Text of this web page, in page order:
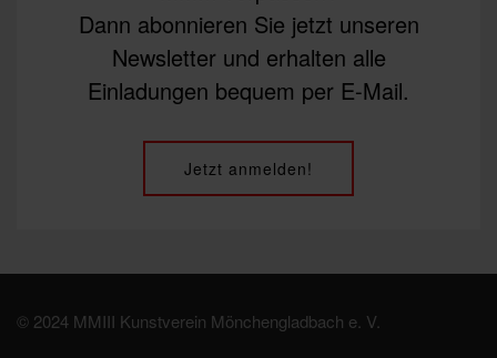
Dann abonnieren Sie jetzt unseren
Newsletter und erhalten alle
Einladungen bequem per E-Mail.
Jetzt anmelden!
© 2024 MMIII Kunstverein Mönchengladbach e. V.